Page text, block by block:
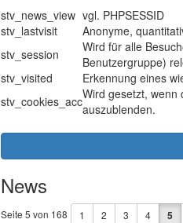
stv_news_view vgl. PHPSESSID
stv_lastvisit
Anonyme,
stv_session
Wird für alle
Benutzergruppe)
stv_visited
Erkennung eines
stv_cookies_accWird gesetzt, wenn
auszublenden.
News
Seite 5 von 168 1 2 3 4 5